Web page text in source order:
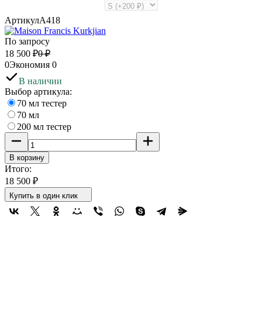
АртикулA418
По запросу
18 500 ₽0 ₽
0Экономия 0
В наличии
Выбор артикула:
70 мл тестер
70 мл
200 мл тестер
В корзину
Итого:
18 500 ₽
Купить в один клик